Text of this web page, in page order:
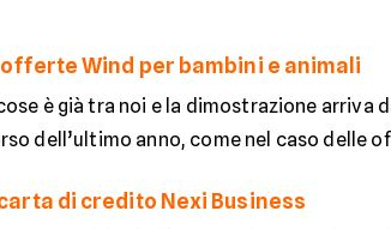
offerte Wind per bambini e animali
è già tra noi e la dimostrazione
dell’ultimo anno, come nel caso delle
di credito Nexi Business